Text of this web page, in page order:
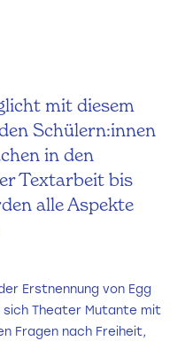
mit diesem
Schülern:innen
in den
Textarbeit bis
alle Aspekte
Erstnennung von Egg
Theater Mutante mit
Fragen nach Freiheit,